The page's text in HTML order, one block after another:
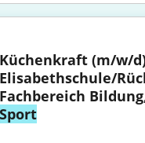
Küchenkraft (m/w/
Elisabethschule/
Sport